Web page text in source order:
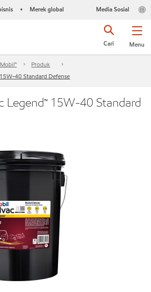
• Merek global Media Sosial
Menu
Cari
Produk
40 Standard Defense
Legend™ 15W-40 Standard